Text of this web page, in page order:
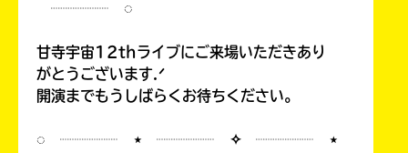
┈┈┈┈ ◌
甘寺宇宙12thライブにご来場いただきあり
がとうございます.ᐟ
開演までもうしばらくお待ちください。
◌ ┈┈┈┈ ⋆ ┈┈┈┈ ✧ ┈┈┈┈ ⋆